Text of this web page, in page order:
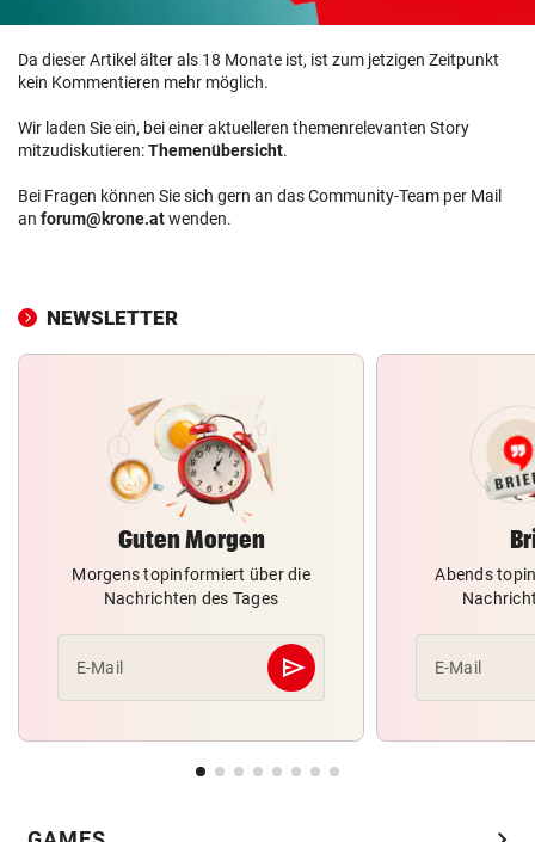
Da dieser Artikel älter als 18 Monate ist, ist zum jetzigen Zeitpunkt
kein Kommentieren mehr möglich.
Wir laden Sie ein, bei einer aktuelleren themenrelevanten Story
mitzudiskutieren:Themenübersicht.
Bei Fragen können Sie sich gern an das Community-Team per Mail
an forum@krone.atwenden.
NEWSLETTER
Guten Morgen
Morgens topinformiert über die
Nachrichten des Tages
E-Mail send
Abschicken
Abends
E-Mail